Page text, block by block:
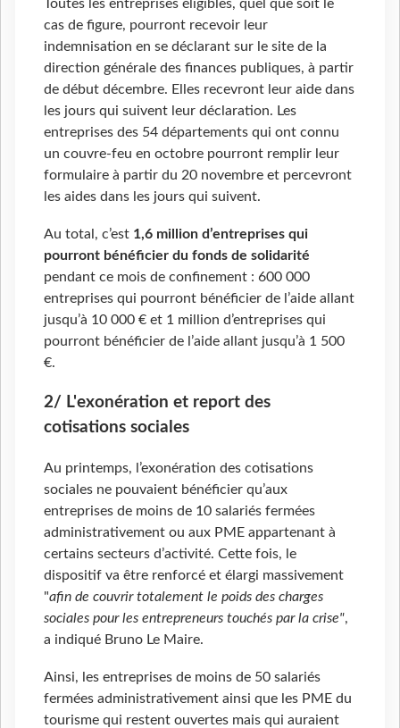
Toutes les entreprises éligibles, quel que soit le
cas de figure, pourront recevoir leur
indemnisation en se déclarant sur le site de la
direction générale des finances publiques, à partir
de début décembre. Elles recevront leur aide dans
les jours qui suivent leur déclaration. Les
entreprises des 54 départements qui ont connu
un couvre-feu en octobre pourront remplir leur
formulaire à partir du 20 novembre et percevront
les aides dans les jours qui suivent.
Au total, c’est 1,6 million d’entreprises qui
pourront bénéficier du fonds de solidarité
pendant ce mois de confinement : 600 000
entreprises qui pourront bénéficier de l’aide allant
jusqu’à 10 000 € et 1 million d’entreprises qui
pourront bénéficier de l’aide allant jusqu’à 1 500
€.
2/ L'exonération et report des
cotisations sociales
Au printemps, l’exonération des cotisations
sociales ne pouvaient bénéficier qu’aux
entreprises de moins de 10 salariés fermées
administrativement ou aux PME appartenant à
certains secteurs d’activité. Cette fois, le
dispositif va être renforcé et élargi massivement
"afin de couvrir totalement le poids des charges
sociales pour les entrepreneurs touchés par la crise",
a indiqué Bruno Le Maire.
Ainsi, les entreprises de moins de 50 salariés
fermées administrativement ainsi que les PME du
tourisme qui restent ouvertes mais qui auraient